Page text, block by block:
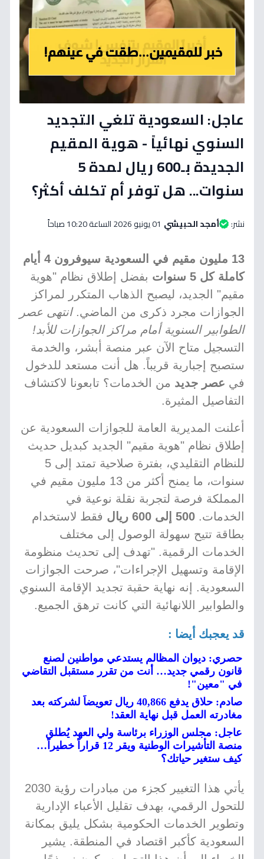
عاجل: السعودية تلغي التجديد
السنوي نهائياً - هوية المقيم
الجديدة بـ600 ريال لمدة 5
سنوات... هل توفر أم تكلف أكثر؟
نشر: أمجد الحبيشي 01 يونيو 2026 الساعة 10:20 صباحاً
13 مليون مقيم في السعودية سيوفرون 4 أيام
كاملة كل 5 سنوات
بفضل إطلاق نظام "هوية
مقيم" الجديد، ليصبح الذهاب المتكرر لمراكز
الجوازات مجرد ذكرى من الماضي.انتهى عصر
الطوابير السنوية أمام مراكز الجوازات للأبد!
التسجيل متاح الآن عبر منصة أبشر، والخدمة
ستصبح إجبارية قريباً. هل أنت مستعد للدخول
في عصر جديد من الخدمات؟ تابعونا لاكتشاف
التفاصيل المثيرة.
أعلنت المديرية العامة للجوازات السعودية عن
إطلاق نظام "هوية مقيم" الجديد كبديل حديث
للنظام التقليدي، بفترة صلاحية تمتد إلى 5
سنوات، ما يمنح أكثر من 13 مليون مقيم في
المملكة فرصة لتجربة نقلة نوعية في
الخدمات. 500 إلى 600 ريال
فقط لاستخدام
بطاقة تتيح سهولة الوصول إلى مختلف
الخدمات الرقمية. "تهدف إلى تحديث منظومة
الإقامة وتسهيل الإجراءات"، صرحت الجوازات
السعودية. إنه نهاية حقبة تجديد الإقامة السنوي
والطوابير اللانهائية التي كانت ترهق الجميع.
قد يعجبك أيضا :
حصري: ديوان المظالم يستدعي مواطنين لصنع
قانون رقمي جديد… أنت من تقرر مستقبل التقاضي
في "معين"!
صادم: حلاق يدفع 40,866 ريال تعويضاً لشركته بعد
مغادرته العمل قبل نهاية العقد!
عاجل: مجلس الوزراء برئاسة ولي العهد يُطلق
منصة التأشيرات الوطنية ويقر 12 قراراً خطيراً…
كيف ستغير حياتك؟
يأتي هذا التغيير كجزء من مبادرات رؤية 2030
للتحول الرقمي، بهدف تقليل الأعباء الإدارية
وتطوير الخدمات الحكومية بشكل يليق بمكانة
السعودية كأكبر اقتصاد في المنطقة. يشير